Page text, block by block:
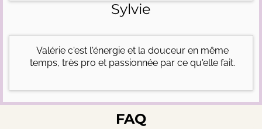
Sylvie
Valérie c'est l'énergie et la douceur en même
temps, très pro et passionnée par ce qu'elle fait.
FAQ